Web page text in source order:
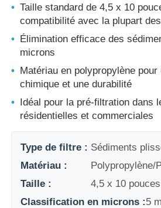
stérilisateur UV de l'eau
Raccords de connexion pour
Membrane industrielle de RO
Logement de membrane de RO
Récipient à pression de FRP
réservoir de saumure pour
Taille standard de 4,5 x 10
compatibilité avec la plupart
Élimination efficace des
microns
Matériau en polypropylène
chimique et une durabilité
Idéal pour la pré-filtration dans
résidentielles et commerciales
Type de filtre : Sédiments
Matériau :
Polypropylène/
Taille :
4,5 x 10 pouces
Classification en microns :5